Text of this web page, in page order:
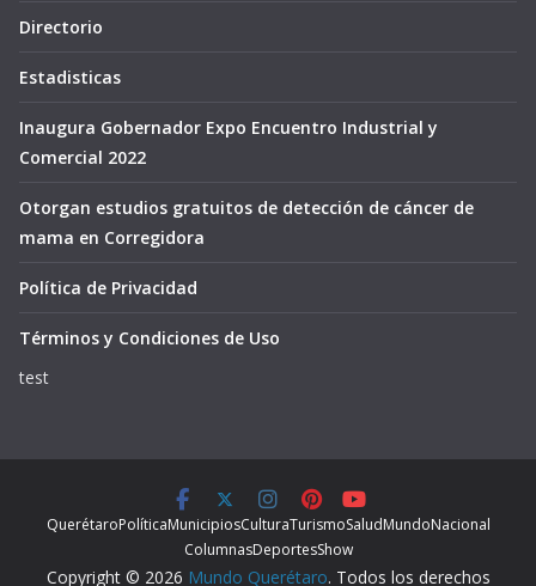
Directorio
Estadisticas
Inaugura Gobernador Expo Encuentro Industrial y
Comercial 2022
Otorgan estudios gratuitos de detección de cáncer de
mama en Corregidora
Política de Privacidad
Términos y Condiciones de Uso
test
QuerétaroPolíticaMunicipiosCulturaTurismoSaludMundoNacional
ColumnasDeportesShow
Copyright © 2026 Mundo Querétaro. Todos los derechos